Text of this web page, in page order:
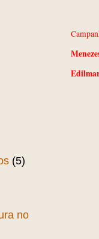
(5)
no